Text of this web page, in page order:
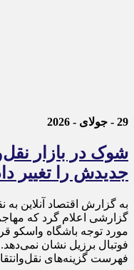
29 - جولای - 2026
شوک در بازار
جدیدش را تغییر
به گزارش اقتصاد آنلاین
گزارشی اعلام گرد که
مورد توجه باشگاه واسکو
فوتبال برزیل نشان
فهرست گزینه‌های